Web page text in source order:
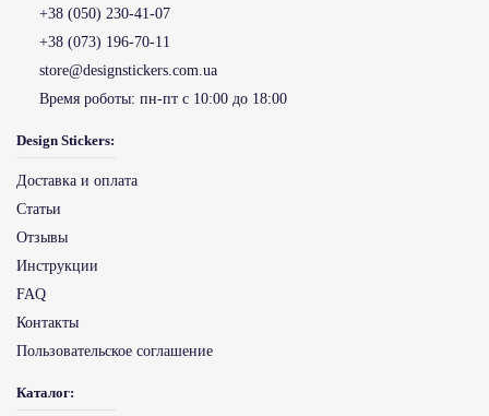
+38 (050) 230-41-07
+38 (073) 196-70-11
store@designstickers.com.ua
Время роботы: пн-пт с 10:00 до 18:00
Design Stickers:
Доставка и оплата
Статьи
Отзывы
Инструкции
FAQ
Контакты
Пользовательское соглашение
Каталог: